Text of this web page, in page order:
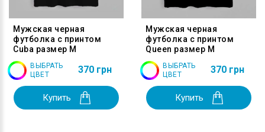
Мужская черная
футболка с принтом
Cuba размер M
ВЫБРАТЬ
ЦВЕТ
370 грн
Купить
Мужская черная
футболка с принтом
Queen размер M
ВЫБРАТЬ
ЦВЕТ
370 грн
Купить